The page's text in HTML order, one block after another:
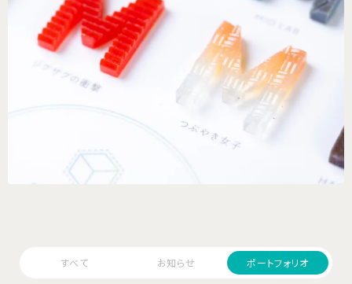
すべて お知らせ ポートフォリオ